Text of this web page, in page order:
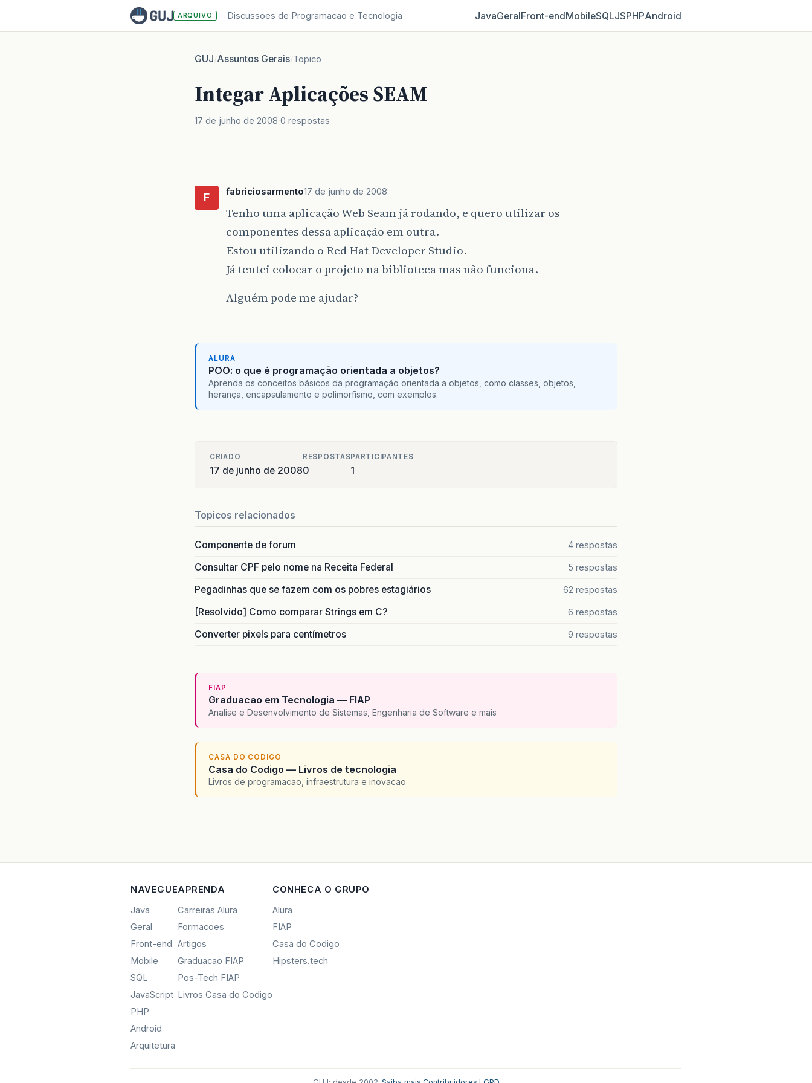
ARQUIVO Discussoes de Programacao e Tecnologia JavaGeralFront‑endMobileSQLJSPHPAndroid
GUJ/Assuntos Gerais/Topico
Integar Aplicações SEAM
17 de junho de 2008 0 respostas
F fabriciosarmento17 de junho de 2008
Tenho uma aplicação Web Seam já rodando, e quero utilizar os
componentes dessa aplicação em outra.
Estou utilizando o Red Hat Developer Studio.
Já tentei colocar o projeto na biblioteca mas não funciona.
Alguém pode me ajudar?
ALURA
POO: o que é programação orientada a objetos?
Aprenda os conceitos básicos da programação orientada a objetos, como classes, objetos,
herança, encapsulamento e polimorfismo, com exemplos.
CRIADO
17 de junho de 2008
RESPOSTAS
0
PARTICIPANTES
1
Topicos relacionados
Componente de forum 4 respostas
Consultar CPF pelo nome na Receita Federal 5 respostas
Pegadinhas que se fazem com os pobres estagiários 62 respostas
[Resolvido] Como comparar Strings em C? 6 respostas
Converter pixels para centímetros 9 respostas
FIAP
Graduacao em Tecnologia — FIAP
Analise e Desenvolvimento de Sistemas, Engenharia de Software e mais
CASA DO CODIGO
Casa do Codigo — Livros de tecnologia
Livros de programacao, infraestrutura e inovacao
NAVEGUE
Java
Geral
Front-end
Mobile
SQL
JavaScript
PHP
Android
Arquitetura
APRENDA
Carreiras Alura
Formacoes
Artigos
Graduacao FIAP
Pos-Tech FIAP
Livros Casa do Codigo
CONHECA O GRUPO
Alura
FIAP
Casa do Codigo
Hipsters.tech